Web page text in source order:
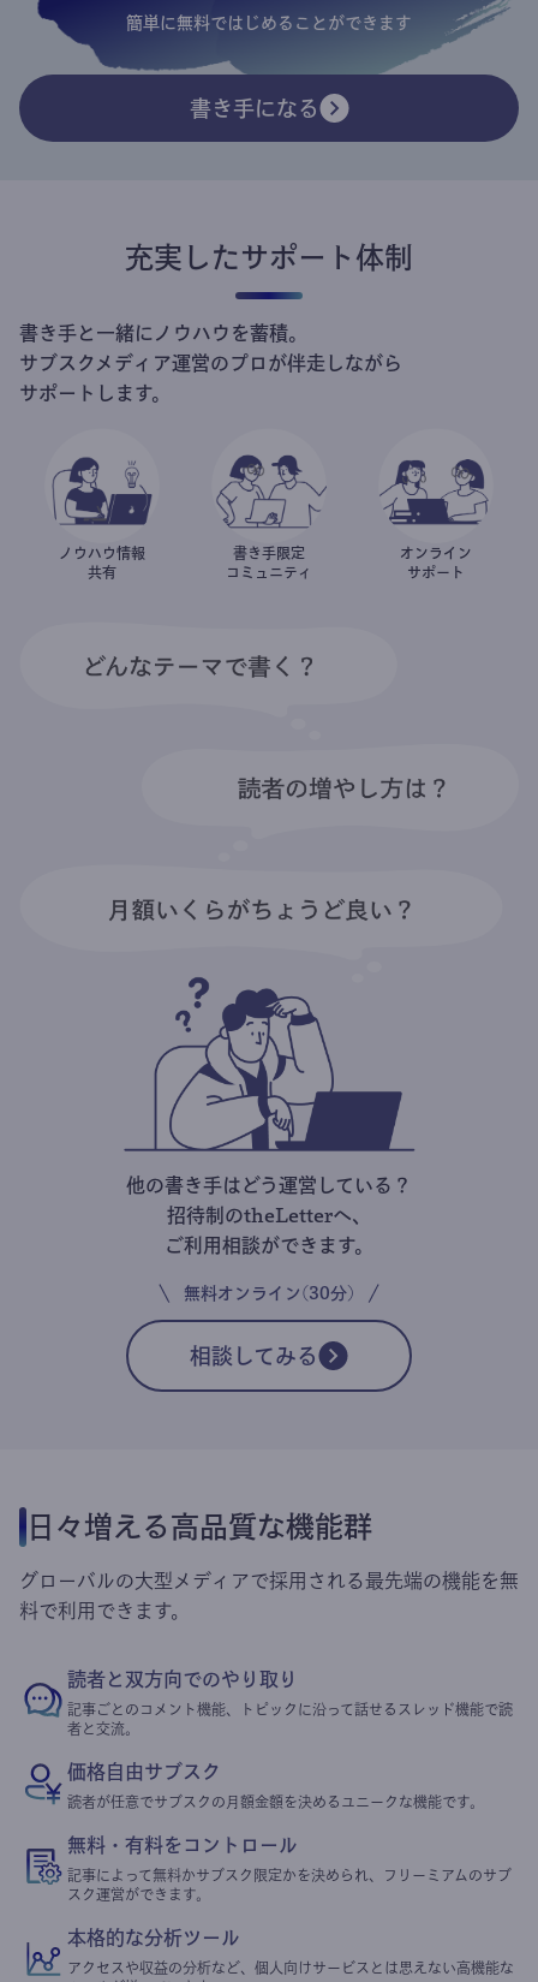
簡単に無料ではじめることができます
書き手になる
充実したサポート体制
書き手と一緒にノウハウを蓄積。
サブスクメディア運営のプロが伴走しながら
サポートします。
ノウハウ情報
共有
書き手限定
コミュニティ
オンライン
サポート
他の書き手はどう運営している？
招待制のtheLetterへ、
ご利用相談ができます。
無料オンライン(30分)
相談してみる
日々増える高品質な機能群
グローバルの大型メディアで採用される最先端の機能を無
料で利用できます。
読者と双方向でのやり取り
記事ごとのコメント機能、トピックに沿って話せるスレッド機能で読
者と交流。
価格自由サブスク
読者が任意でサブスクの月額金額を決めるユニークな機能です。
無料・有料をコントロール
記事によって無料かサブスク限定かを決められ、フリーミアムのサブ
スク運営ができます。
本格的な分析ツール
アクセスや収益の分析など、個人向けサービスとは思えない高機能な